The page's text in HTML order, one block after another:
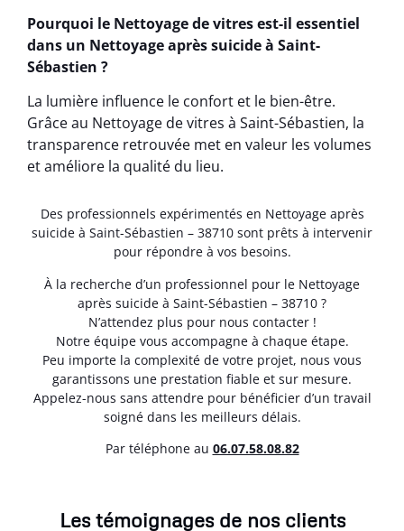
Pourquoi le Nettoyage de vitres est-il essentiel
dans un Nettoyage après suicide à Saint-
Sébastien ?
La lumière influence le confort et le bien-être.
Grâce au Nettoyage de vitres à Saint-Sébastien, la
transparence retrouvée met en valeur les volumes
et améliore la qualité du lieu.
Des professionnels expérimentés en Nettoyage après
suicide à Saint-Sébastien – 38710 sont prêts à intervenir
pour répondre à vos besoins.
À la recherche d’un professionnel pour le Nettoyage
après suicide à Saint-Sébastien – 38710 ?
N’attendez plus pour nous contacter !
Notre équipe vous accompagne à chaque étape.
Peu importe la complexité de votre projet, nous vous
garantissons une prestation fiable et sur mesure.
Appelez-nous sans attendre pour bénéficier d’un travail
soigné dans les meilleurs délais.
Par téléphone au 06.07.58.08.82
Les témoignages de nos clients